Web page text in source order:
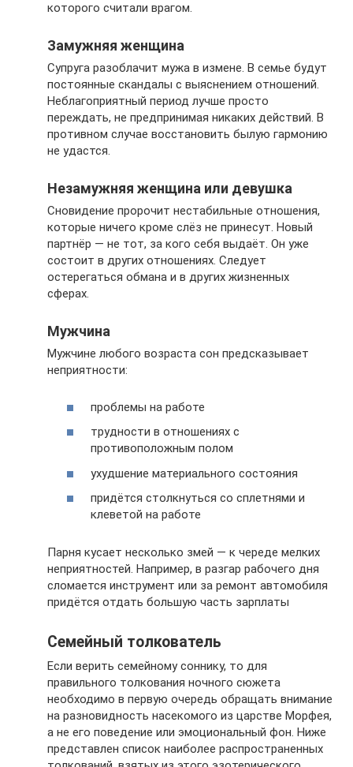
которого считали врагом.
Замужняя женщина
Супруга разоблачит мужа в измене. В семье будут
постоянные скандалы с выяснением отношений.
Неблагоприятный период лучше просто
переждать, не предпринимая никаких действий. В
противном случае восстановить былую гармонию
не удастся.
Незамужняя женщина или девушка
Сновидение пророчит нестабильные отношения,
которые ничего кроме слёз не принесут. Новый
партнёр — не тот, за кого себя выдаёт. Он уже
состоит в других отношениях. Следует
остерегаться обмана и в других жизненных
сферах.
Мужчина
Мужчине любого возраста сон предсказывает
неприятности:
проблемы на работе
трудности в отношениях с
противоположным полом
ухудшение материального состояния
придётся столкнуться со сплетнями и
клеветой на работе
Парня кусает несколько змей — к череде мелких
неприятностей. Например, в разгар рабочего дня
сломается инструмент или за ремонт автомобиля
придётся отдать большую часть зарплаты
Семейный толкователь
Если верить семейному соннику, то для
правильного толкования ночного сюжета
необходимо в первую очередь обращать внимание
на разновидность насекомого из царстве Морфея,
а не его поведение или эмоциональный фон. Ниже
представлен список наиболее распространенных